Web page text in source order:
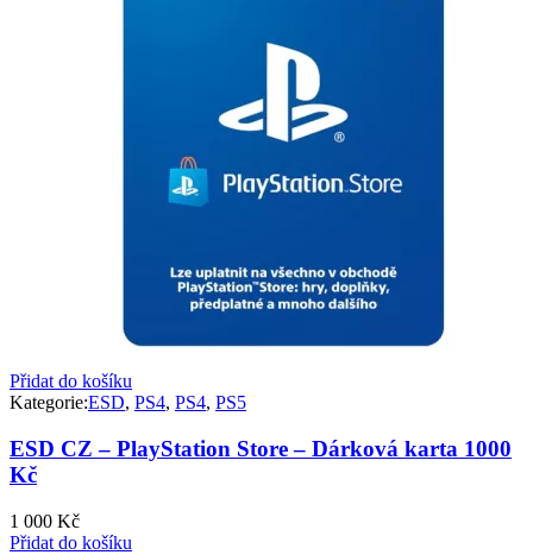
Přidat do košíku
Kategorie:ESD, PS4, PS4, PS5
ESD CZ – PlayStation Store – Dárková karta 1000
Kč
1 000 Kč
Přidat do košíku